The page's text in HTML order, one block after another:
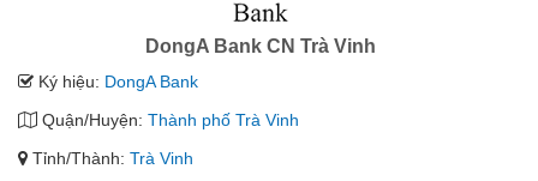
DongA Bank CN Trà Vinh
Ký hiệu: DongA Bank
Quận/Huyện: Thành phố Trà Vinh
Tỉnh/Thành: Trà Vinh